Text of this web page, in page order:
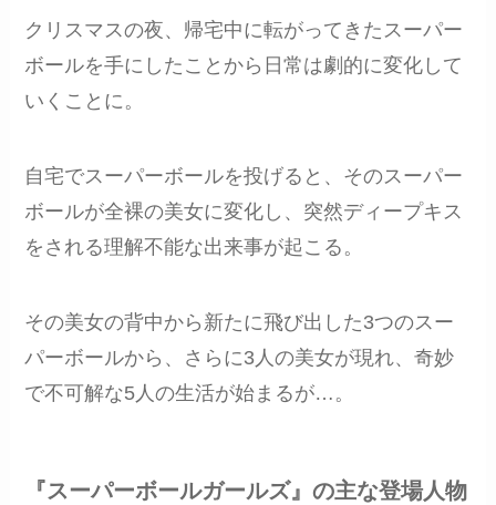
クリスマスの夜、帰宅中に転がってきたスーパー
ボールを手にしたことから日常は劇的に変化して
いくことに。
自宅でスーパーボールを投げると、そのスーパー
ボールが全裸の美女に変化し、突然ディープキス
をされる理解不能な出来事が起こる。
その美女の背中から新たに飛び出した3つのスー
パーボールから、さらに3人の美女が現れ、奇妙
で不可解な5人の生活が始まるが…。
『スーパーボールガールズ』の主な登場人物